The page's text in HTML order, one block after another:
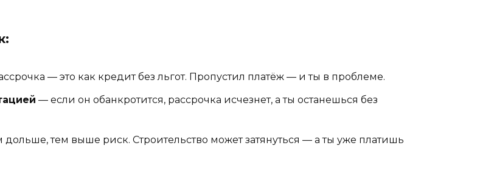
— это как кредит без льгот. Пропустил платёж — и ты в проблеме.
— если он обанкротится, рассрочка исчезнет, а ты останешься без
тем выше риск. Строительство может затянуться — а ты уже платишь